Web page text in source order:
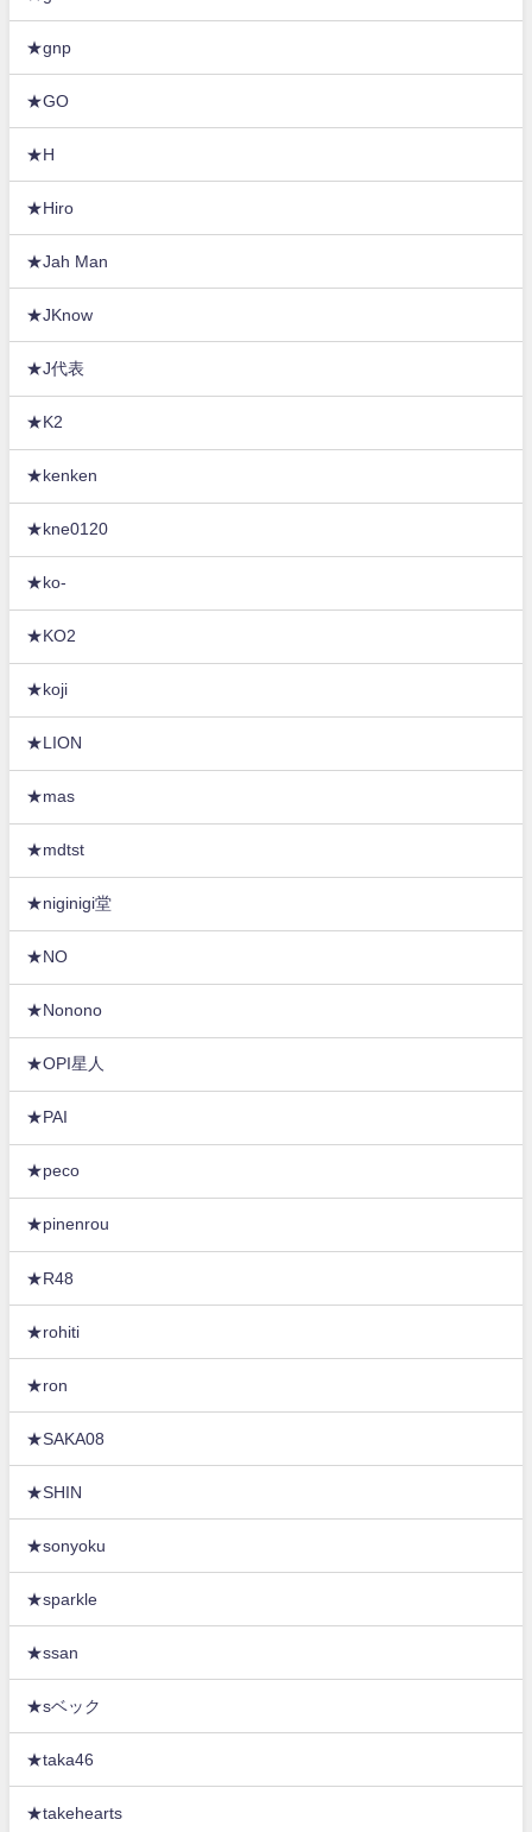
★gnp
★GO
★H
★Hiro
★Jah Man
★JKnow
★J代表
★K2
★kenken
★kne0120
★ko-
★KO2
★koji
★LION
★mas
★mdtst
★niginigi堂
★NO
★Nonono
★OPI星人
★PAI
★peco
★pinenrou
★R48
★rohiti
★ron
★SAKA08
★SHIN
★sonyoku
★sparkle
★ssan
★sベック
★taka46
★takehearts